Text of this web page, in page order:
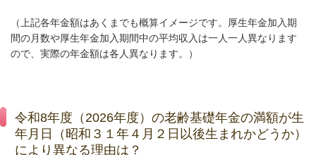
（上記各年金額はあくまでも概算イメージです。厚生年金加入期
間の月数や厚生年金加入期間中の平均収入は一人一人異なります
ので、実際の年金額は各人異なります。）
令和8年度（2026年度）の老齢基礎年金の満額が生
年月日（昭和３１年４月２日以後生まれかどうか）
により異なる理由は？